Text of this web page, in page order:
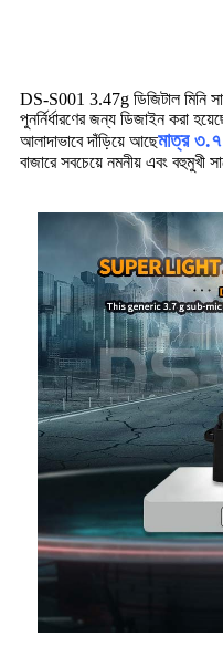
DS-S001 3.47g ডিজিটাল মিনি
পুনর্নির্ধারণের জন্য ডিজাইন করা
আলাদাভাবে দাঁড়িয়ে আছেমাত্র ৩.৭
বাজারে সবচেয়ে নমনীয় এবং বহুমুখী